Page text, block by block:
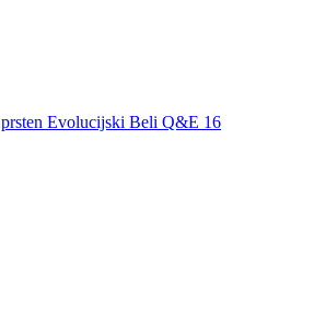
prsten Evolucijski Beli Q&E 16